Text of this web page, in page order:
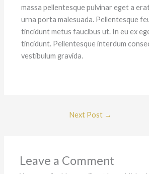
massa pellentesque pulvinar eget a
urna porta malesuada. Pellentesque
tincidunt metus faucibus ut. In eu ex
tincidunt. Pellentesque interdum
vestibulum gravida.
Next Post →
Leave a Comment